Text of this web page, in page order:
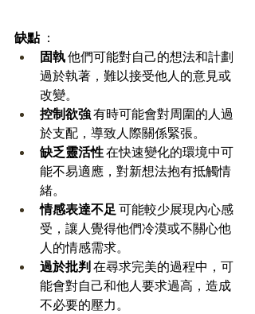
缺點 ：
固執 他們可能對自己的想法和計劃
過於執著，難以接受他人的意見或
改變。
控制欲強 有時可能會對周圍的人過
於支配，導致人際關係緊張。
缺乏靈活性 在快速變化的環境中可
能不易適應，對新想法抱有抵觸情
緒。
情感表達不足 可能較少展現內心感
受，讓人覺得他們冷漠或不關心他
人的情感需求。
過於批判 在尋求完美的過程中，可
能會對自己和他人要求過高，造成
不必要的壓力。